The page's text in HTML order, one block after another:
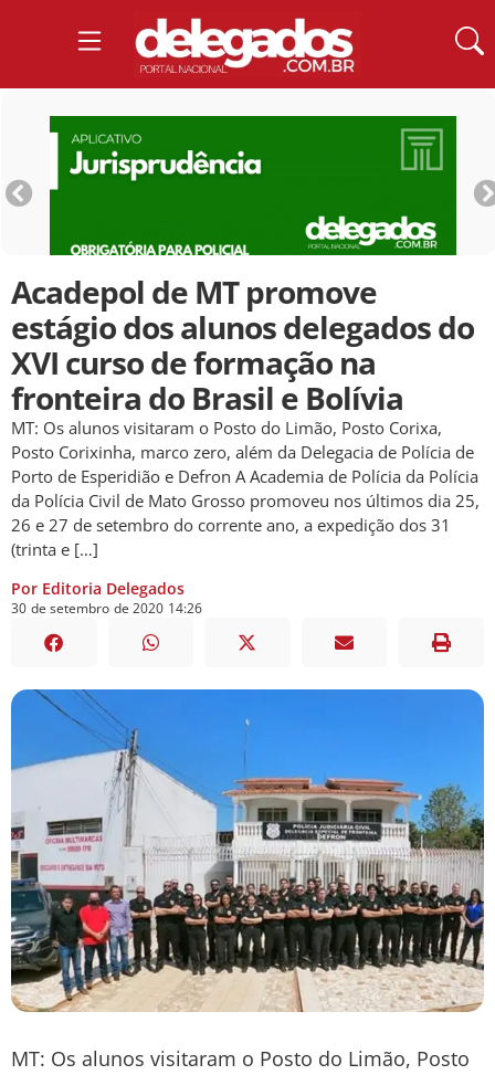
Acadepol de MT promove
estágio dos alunos delegados do
XVI curso de formação na
fronteira do Brasil e Bolívia
MT: Os alunos visitaram o Posto do Limão, Posto Corixa,
Posto Corixinha, marco zero, além da Delegacia de Polícia de
Porto de Esperidião e Defron A Academia de Polícia da Polícia
da Polícia Civil de Mato Grosso promoveu nos últimos dia 25,
26 e 27 de setembro do corrente ano, a expedição dos 31
(trinta e […]
Por Editoria Delegados
30 de setembro de 2020 14:26
MT: Os alunos visitaram o Posto do Limão, Posto